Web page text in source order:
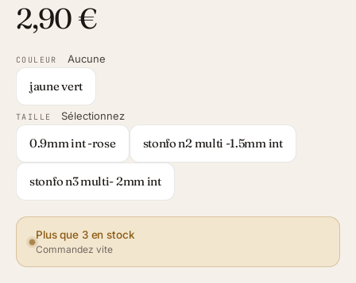
2,90 €
COULEUR Aucune
jaune vert
TAILLE Sélectionnez
0.9mm int -rose stonfo n2 multi -1.5mm int
stonfo n3 multi- 2mm int
Plus que 3 en stock
Commandez vite